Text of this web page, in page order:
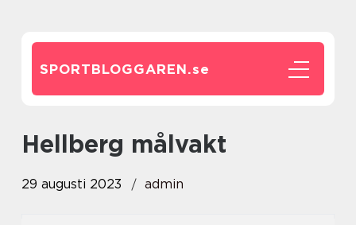
SPORTBLOGGAREN.se
hellberg målvakt
29 augusti 2023 admin